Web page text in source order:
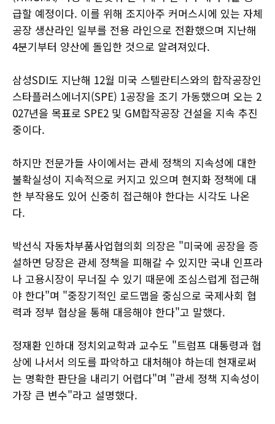
급할 예정이다. 이를 위해 조지아주 커머스시에 있는 자체
공장 생산라인 일부를 전용 라인으로 전환했으며 지난해
4분기부터 양산에 돌입한 것으로 알려져있다.
삼성SDI도 지난해 12월 미국 스텔란티스와의 합작공장인
스타플러스에너지(SPE) 1공장을 조기 가동했으며 오는 2
027년을 목표로 SPE2 및 GM합작공장 건설을 지속 추진
중이다.
하지만 전문가들 사이에서는 관세 정책의 지속성에 대한
불확실성이 지속적으로 커지고 있으며 현지화 정책에 대
한 부작용도 있어 신중히 접근해야 한다는 시각도 나온
다.
박선식 자동차부품사업협의회 의장은 "미국에 공장을 증
설하면 당장은 관세 정책을 피해갈 수 있지만 국내 인프라
나 고용시장이 무너질 수 있기 때문에 조심스럽게 접근해
야 한다"며 "중장기적인 로드맵을 중심으로 국제사회 협
력과 정부 협상을 통해 대응해야 한다"고 말했다.
정재환 인하대 정치외교학과 교수도 "트럼프 대통령과 협
상에 나서서 의도를 파악하고 대처해야 하는데 현재로써
는 명확한 판단을 내리기 어렵다"며 "관세 정책 지속성이
가장 큰 변수"라고 설명했다.